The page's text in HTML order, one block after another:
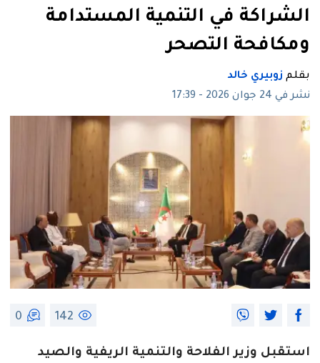
الشراكة في التنمية المستدامة
ومكافحة التصحر
بقلم زوبيري خالد
نشر في 24 جوان 2026 - 17:39
142
0
استقبل وزير الفلاحة والتنمية الريفية والصيد